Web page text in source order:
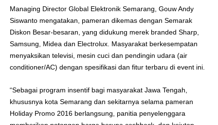
Managing Director Global Elektronik Semarang, Gouw Andy
Siswanto mengatakan, pameran dikemas dengan Semarak
Diskon Besar-besaran, yang didukung merek branded Sharp,
Samsung, Midea dan Electrolux. Masyarakat berkesempatan
menyaksikan televisi, mesin cuci dan pendingin udara (air
conditioner/AC) dengan spesifikasi dan fitur terbaru di event ini.
“Sebagai program insentif bagi masyarakat Jawa Tengah,
khususnya kota Semarang dan sekitarnya selama pameran
Holiday Promo 2016 berlangsung, panitia penyelenggara